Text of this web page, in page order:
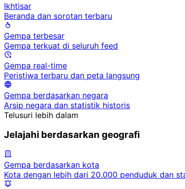
Ikhtisar
Beranda dan sorotan terbaru
Gempa terbesar
Gempa terkuat di seluruh feed
Gempa real-time
Peristiwa terbaru dan peta langsung
Gempa berdasarkan negara
Arsip negara dan statistik historis
Telusuri lebih dalam
Jelajahi berdasarkan geografi
Gempa berdasarkan kota
Kota dengan lebih dari 20.000 penduduk dan